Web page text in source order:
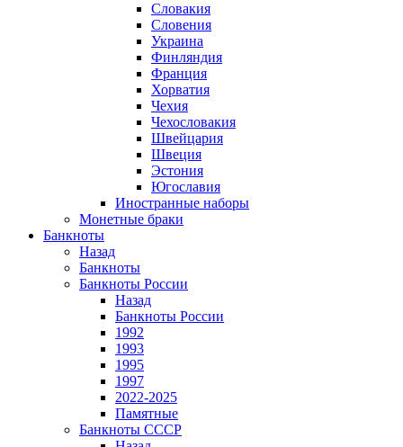
Словакия
Словения
Украина
Финляндия
Франция
Хорватия
Чехия
Чехословакия
Швейцария
Швеция
Эстония
Югославия
Иностранные наборы
Монетные браки
Банкноты
Назад
Банкноты
Банкноты России
Назад
Банкноты России
1992
1993
1995
1997
2022-2025
Памятные
Банкноты СССР